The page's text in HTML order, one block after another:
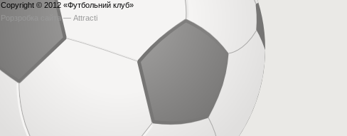
Copyright © 2012 «Футбольний клуб»
Рорзробка сайта — Attracti